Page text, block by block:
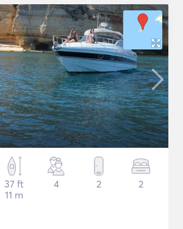
37 ft
11 m
4 2 2